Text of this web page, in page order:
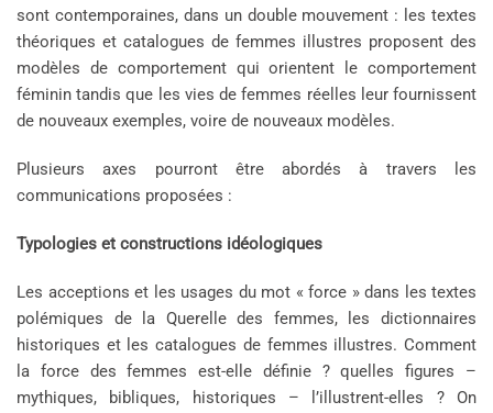
sont contemporaines, dans un double mouvement : les textes
théoriques et catalogues de femmes illustres proposent des
modèles de comportement qui orientent le comportement
féminin tandis que les vies de femmes réelles leur fournissent
de nouveaux exemples, voire de nouveaux modèles.
Plusieurs axes pourront être abordés à travers les
communications proposées :
Typologies et constructions idéologiques
Les acceptions et les usages du mot « force » dans les textes
polémiques de la Querelle des femmes, les dictionnaires
historiques et les catalogues de femmes illustres. Comment
la force des femmes est-elle définie ? quelles figures –
mythiques, bibliques, historiques – l’illustrent-elles ? On